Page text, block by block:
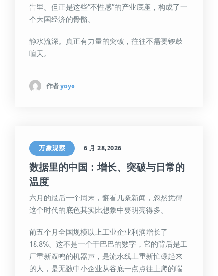
告里。但正是这些”不性感”的产业底座，构成了一
个大国经济的骨骼。
静水流深。真正有力量的突破，往往不需要锣鼓
喧天。
作者 yoyo
万象观察 6 月 28,2026
数据里的中国：增长、突破与日常的
温度
六月的最后一个周末，翻看几条新闻，忽然觉得
这个时代的底色其实比想象中要明亮得多。
前五个月全国规模以上工业企业利润增长了
18.8%。这不是一个干巴巴的数字，它的背后是工
厂重新轰鸣的机器声，是流水线上重新忙碌起来
的人，是无数中小企业从谷底一点点往上爬的喘